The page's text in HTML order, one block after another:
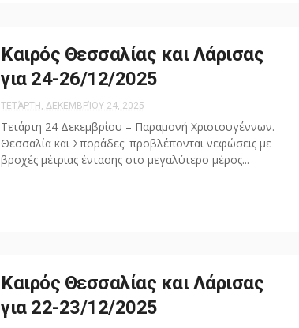
Καιρός Θεσσαλίας και Λάρισας
για 24-26/12/2025
ΤΕΤΆΡΤΗ, ΔΕΚΕΜΒΡΊΟΥ 24, 2025
Τετάρτη 24 Δεκεμβρίου – Παραμονή Χριστουγέννων.
Θεσσαλία και Σποράδες: προβλέπονται νεφώσεις με
βροχές μέτριας έντασης στο μεγαλύτερο μέρος...
Καιρός Θεσσαλίας και Λάρισας
για 22-23/12/2025